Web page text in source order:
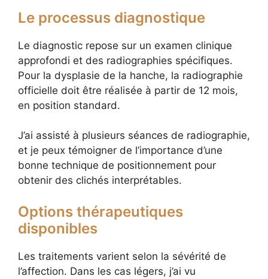
Le processus diagnostique
Le diagnostic repose sur un examen clinique
approfondi et des radiographies spécifiques.
Pour la dysplasie de la hanche, la radiographie
officielle doit être réalisée à partir de 12 mois,
en position standard.
J’ai assisté à plusieurs séances de radiographie,
et je peux témoigner de l’importance d’une
bonne technique de positionnement pour
obtenir des clichés interprétables.
Options thérapeutiques
disponibles
Les traitements varient selon la sévérité de
l’affection. Dans les cas légers, j’ai vu